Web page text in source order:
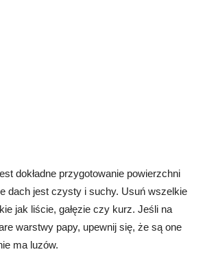
dokładne przygotowanie powierzchni
dach jest czysty i suchy. Usuń wszelkie
jak liście, gałęzie czy kurz. Jeśli na
warstwy papy, upewnij się, że są one
ma luzów.